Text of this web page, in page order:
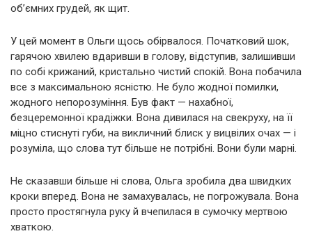
об’ємних грудей, як щит.
У цей момент в Ольги щось обірвалося. Початковий шок,
гарячою хвилею вдаривши в голову, відступив, залишивши
по собі крижаний, кристально чистий спокій. Вона побачила
все з максимальною ясністю. Не було жодної помилки,
жодного непорозуміння. Був факт — нахабної,
безцеремонної крадіжки. Вона дивилася на свекруху, на її
міцно стиснуті губи, на викличний блиск у вицвілих очах — і
розуміла, що слова тут більше не потрібні. Вони були марні.
Не сказавши більше ні слова, Ольга зробила два швидких
кроки вперед. Вона не замахувалась, не погрожувала. Вона
просто простягнула руку й вчепилася в сумочку мертвою
хваткою.